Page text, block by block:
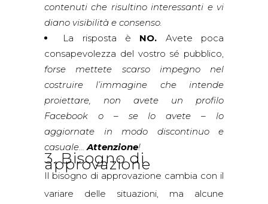
contenuti che risultino interessanti e vi
diano visibilità e consenso.
La risposta è NO. Avete poca
consapevolezza del vostro sé pubblico,
forse mettete scarso impegno nel
costruire l’immagine che intende
proiettare, non avete un profilo
Facebook o – se lo avete – lo
aggiornate in modo discontinuo e
casuale…Attenzione!
3. Bisogno di
approvazione
Il bisogno di approvazione cambia con il
variare delle situazioni, ma alcune